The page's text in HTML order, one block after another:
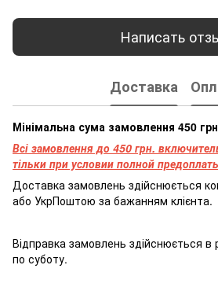
Написать
Доставка
Мінімальна сума замовлення 450
Всі замовлення до 450 грн.
тільки при условии полной
Доставка замовлень здійснюється
або УкрПоштою за бажанням клієнта.
Відправка замовлень здійснюється в
по суботу.